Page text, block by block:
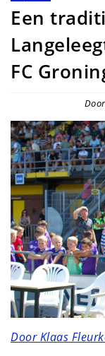
Een
FC
Door Klaas